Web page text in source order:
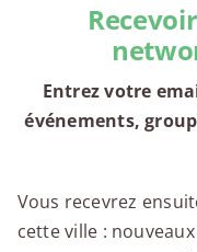
Entrez votre
événements,
Vous recevrez
cette ville :